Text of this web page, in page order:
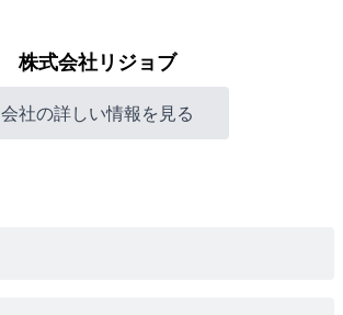
株式会社リジョブ
会社の詳しい情報を見る